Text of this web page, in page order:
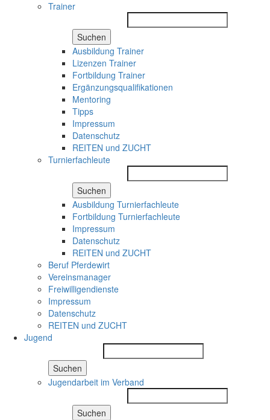
Trainer
Suchen
Ausbildung Trainer
Lizenzen Trainer
Fortbildung Trainer
Ergänzungsqualifikationen
Mentoring
Tipps
Impressum
Datenschutz
REITEN und ZUCHT
Turnierfachleute
Suchen
Ausbildung Turnierfachleute
Fortbildung Turnierfachleute
Impressum
Datenschutz
REITEN und ZUCHT
Beruf Pferdewirt
Vereinsmanager
Freiwilligendienste
Impressum
Datenschutz
REITEN und ZUCHT
Jugend
Suchen
Jugendarbeit im Verband
Suchen